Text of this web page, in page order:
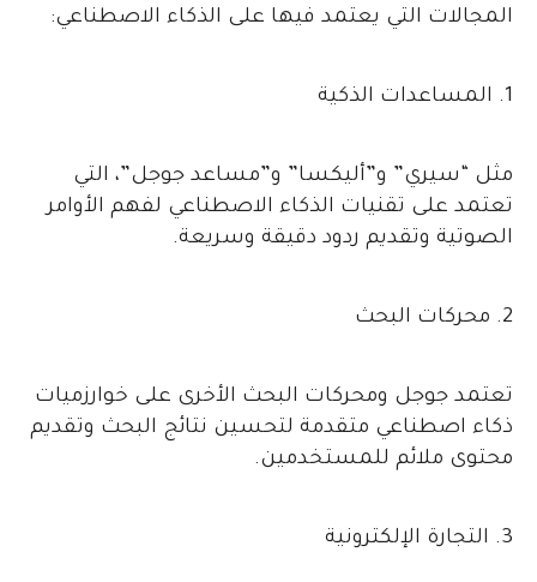
المجالات التي يعتمد فيها على الذكاء الاصطناعي:
1. المساعدات الذكية
مثل “سيري” و”أليكسا” و”مساعد جوجل”، التي
تعتمد على تقنيات الذكاء الاصطناعي لفهم الأوامر
الصوتية وتقديم ردود دقيقة وسريعة.
2. محركات البحث
تعتمد جوجل ومحركات البحث الأخرى على خوارزميات
ذكاء اصطناعي متقدمة لتحسين نتائج البحث وتقديم
محتوى ملائم للمستخدمين.
3. التجارة الإلكترونية